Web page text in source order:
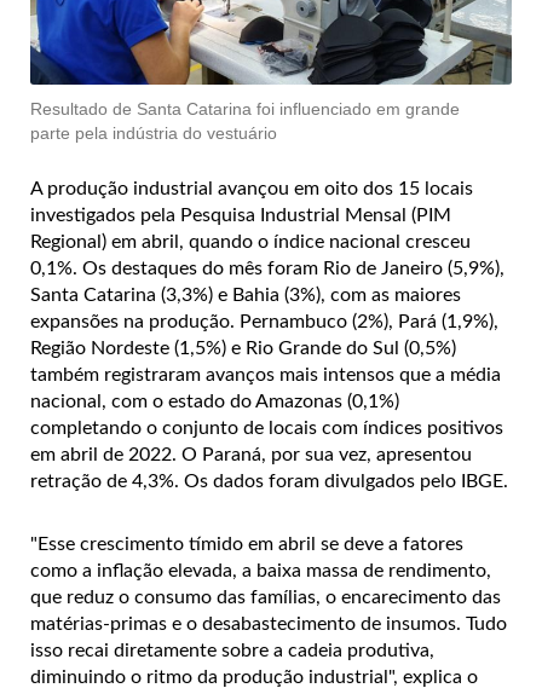
Resultado de Santa Catarina foi influenciado em grande
parte pela indústria do vestuário
A produção industrial avançou em oito dos 15 locais
investigados pela Pesquisa Industrial Mensal (PIM
Regional) em abril, quando o índice nacional cresceu
0,1%. Os destaques do mês foram Rio de Janeiro (5,9%),
Santa Catarina (3,3%) e Bahia (3%), com as maiores
expansões na produção. Pernambuco (2%), Pará (1,9%),
Região Nordeste (1,5%) e Rio Grande do Sul (0,5%)
também registraram avanços mais intensos que a média
nacional, com o estado do Amazonas (0,1%)
completando o conjunto de locais com índices positivos
em abril de 2022. O Paraná, por sua vez, apresentou
retração de 4,3%. Os dados foram divulgados pelo IBGE.
"Esse crescimento tímido em abril se deve a fatores
como a inflação elevada, a baixa massa de rendimento,
que reduz o consumo das famílias, o encarecimento das
matérias-primas e o desabastecimento de insumos. Tudo
isso recai diretamente sobre a cadeia produtiva,
diminuindo o ritmo da produção industrial", explica o